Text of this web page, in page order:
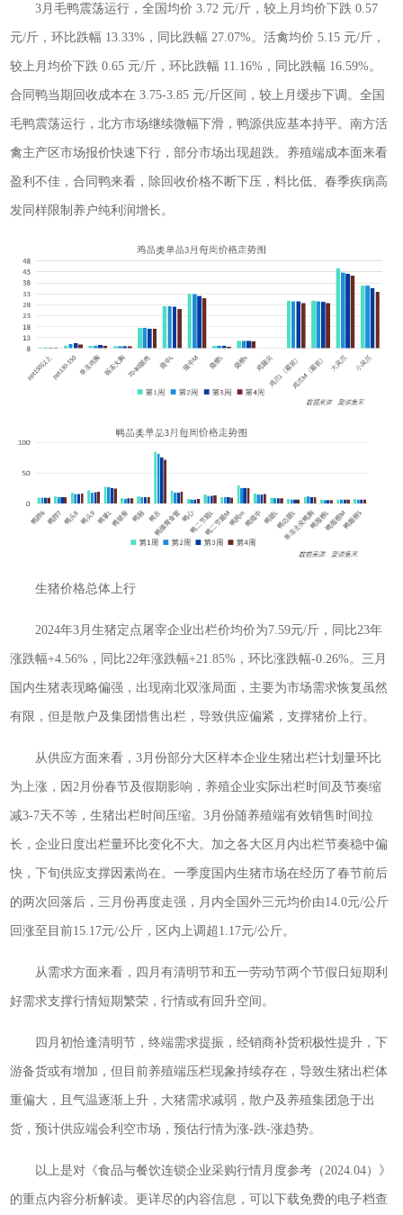
3月毛鸭震荡运行，全国均价 3.72 元/斤，较上月均价下跌 0.57
元/斤，环比跌幅 13.33%，同比跌幅 27.07%。活禽均价 5.15 元/斤，
较上月均价下跌 0.65 元/斤，环比跌幅 11.16%，同比跌幅 16.59%。
合同鸭当期回收成本在 3.75-3.85 元/斤区间，较上月缓步下调。全国
毛鸭震荡运行，北方市场继续微幅下滑，鸭源供应基本持平。南方活
禽主产区市场报价快速下行，部分市场出现超跌。养殖端成本面来看
盈利不佳，合同鸭来看，除回收价格不断下压，料比低、春季疾病高
发同样限制养户纯利润增长。
生猪价格总体上行
2024年3月生猪定点屠宰企业出栏价均价为7.59元/斤，同比23年
涨跌幅+4.56%，同比22年涨跌幅+21.85%，环比涨跌幅-0.26%。三月
国内生猪表现略偏强，出现南北双涨局面，主要为市场需求恢复虽然
有限，但是散户及集团惜售出栏，导致供应偏紧，支撑猪价上行。
从供应方面来看，3月份部分大区样本企业生猪出栏计划量环比
为上涨，因2月份春节及假期影响，养殖企业实际出栏时间及节奏缩
减3-7天不等，生猪出栏时间压缩。3月份随养殖端有效销售时间拉
长，企业日度出栏量环比变化不大。加之各大区月内出栏节奏稳中偏
快，下旬供应支撑因素尚在。一季度国内生猪市场在经历了春节前后
的两次回落后，三月份再度走强，月内全国外三元均价由14.0元/公斤
回涨至目前15.17元/公斤，区内上调超1.17元/公斤。
从需求方面来看，四月有清明节和五一劳动节两个节假日短期利
好需求支撑行情短期繁荣，行情或有回升空间。
四月初恰逢清明节，终端需求提振，经销商补货积极性提升，下
游备货或有增加，但目前养殖端压栏现象持续存在，导致生猪出栏体
重偏大，且气温逐渐上升，大猪需求减弱，散户及养殖集团急于出
货，预计供应端会利空市场，预估行情为涨-跌-涨趋势。
以上是对《食品与餐饮连锁企业采购行情月度参考（2024.04）》
的重点内容分析解读。更详尽的内容信息，可以下载免费的电子档查